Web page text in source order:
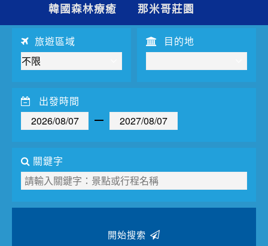
自由行
韓國森林療癒
那米哥莊園
旅遊區域 目的地
出發時間
關鍵字
開始搜索